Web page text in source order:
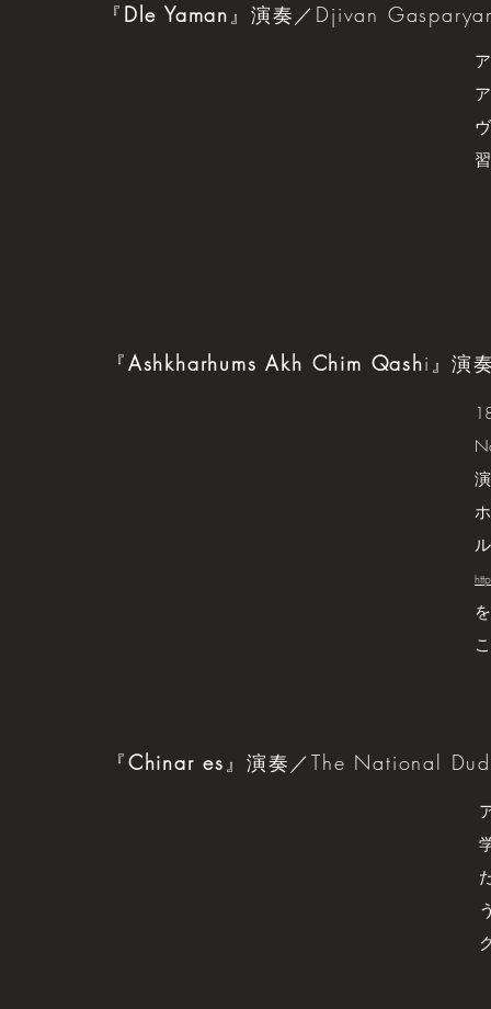
『 Dle Yaman』演奏／Djivan
『Ashkharhums Akh Chim Qashi』演
『Chinar es』演奏／The National